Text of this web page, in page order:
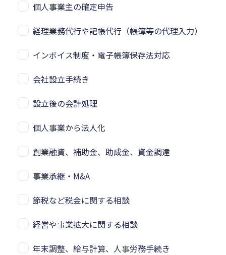
個人事業主の確定申告
経理業務代行や記帳代行（帳簿等の代理入力）
インボイス制度・電子帳簿保存法対応
会社設立手続き
設立後の会計処理
個人事業から法人化
創業融資、補助金、助成金、資金調達
事業承継・M&A
節税など税金に関する相談
経営や事業拡大に関する相談
年末調整、給与計算、人事労務手続き